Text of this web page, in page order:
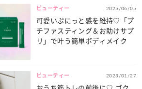
ビューティー 2025/06/05
可愛いぷにっと感を維持♡「プ
チファスティング＆お助けサプ
リ」で叶う簡単ボディメイク
ビューティー 2023/01/27